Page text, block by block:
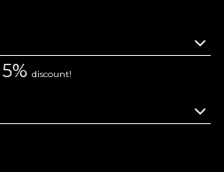
5% discount!